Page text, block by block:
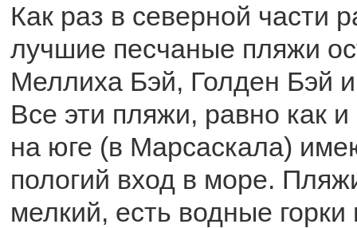
Как раз в северной части
лучшие песчаные пляжи
Меллиха Бэй, Голден Бэй
Все эти пляжи, равно как
на юге (в Марсаскала)
пологий вход в море.
мелкий, есть водные